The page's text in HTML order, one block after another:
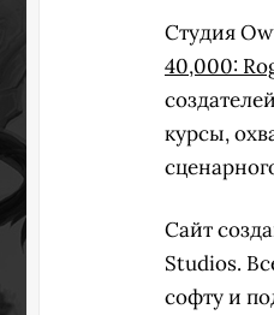
Студия
40,000:
курсы,
Сайт
Studios.
софту и